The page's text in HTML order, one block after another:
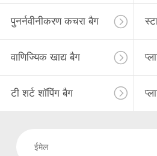
पुनर्नवीनीकरण कचरा बैग
वाणिज्यिक खाद्य बैग
टी शर्ट शॉपिंग बैग